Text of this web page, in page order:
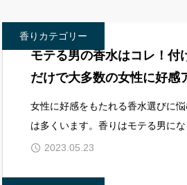
香りカテゴリー
モテる男の香水はコレ！付
だけで大多数の女性に好感
プする男性におススメ香水
底解析
女性に好感をもたれる香水選びに
は多くいます。香りはモテる男にな
に身につけておくべき一つのスキル
2023.05.23